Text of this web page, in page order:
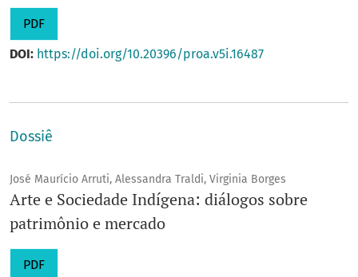
PDF
DOI: https://doi.org/10.20396/proa.v5i.16487
Dossiê
José Maurício Arruti, Alessandra Traldi, Virginia Borges
Arte e Sociedade Indígena: diálogos sobre
patrimônio e mercado
PDF